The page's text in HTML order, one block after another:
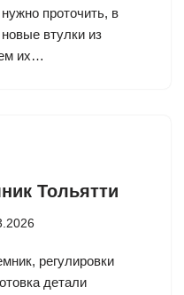
проточить, в
втулки из
их…
Тольятти
регулировки
детали